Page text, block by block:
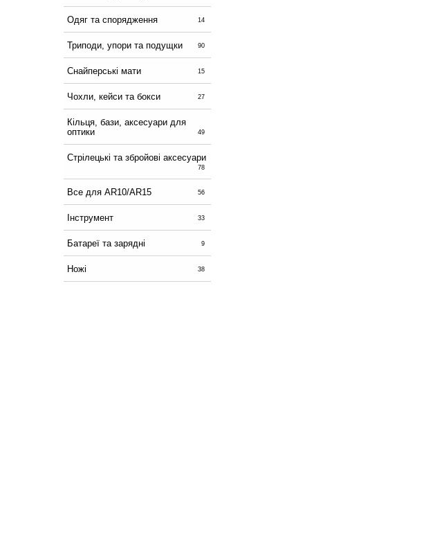
Одяг та спорядження 14
Триподи, упори та подущки 90
Снайперські мати 15
Чохли, кейси та бокси 27
Кільця, бази, аксесуари для
оптики
49
Стрілецькі та збройові аксесуари
78
Все для AR10/AR15 56
Інструмент 33
Батареї та зарядні 9
Ножі 38